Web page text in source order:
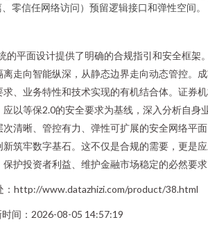
零信任网络访问）预留逻辑接口和弹性空间。
的平面设计提供了明确的合规指引和安全框架
走向智能纵深，从静态边界走向动态管控。
、业务特性和技术实现的有机结合体。证券
以等保2.0的安全要求为基线，深入分析自身
清晰、管控有力、弹性可扩展的安全网络平
筑牢数字基石。这不仅是合规的需要，更是
护投资者利益、维护金融市场稳定的必然要
：http://www.datazhizi.com/product/38.html
时间：2026-08-05 14:57:19